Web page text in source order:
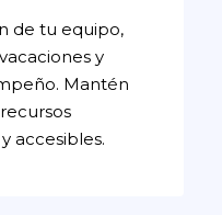
de tu equipo,
y
Mantén
accesibles.